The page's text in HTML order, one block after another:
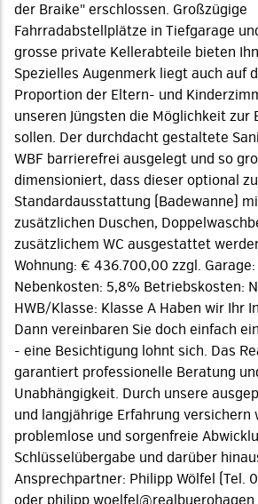
der Braike" erschlossen. Großzügige
Fahrradabstellplätze in Tiefgarage
grosse private Kellerabteile bieten
Spezielles Augenmerk liegt auch auf
Proportion der Eltern- und
unseren Jüngsten die Möglichkeit zur
sollen. Der durchdacht gestaltete
WBF barrierefrei ausgelegt und so
dimensioniert, dass dieser optional
Standardausstattung (Badewanne)
zusätzlichen Duschen,
zusätzlichem WC ausgestattet
Wohnung: € 436.700,00 zzgl.
Nebenkosten: 5,8% Betriebskosten:
HWB/Klasse: Klasse A Haben wir Ihr
Dann vereinbaren Sie doch einfach
- eine Besichtigung lohnt sich. Das
garantiert professionelle Beratung
Unabhängigkeit. Durch unsere
und langjährige Erfahrung versichern
problemlose und sorgenfreie
Schlüsselübergabe und darüber
Ansprechpartner: Philipp Wölfel (Tel.